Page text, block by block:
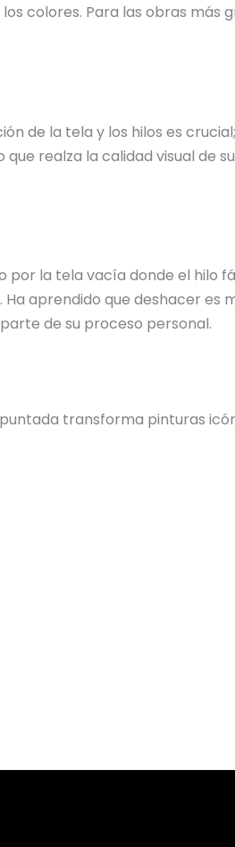
colores. Para las obras más
de la tela y los hilos es
realza la calidad visual de
la tela vacía donde el hilo
aprendido que deshacer
de su proceso personal.
transforma pinturas